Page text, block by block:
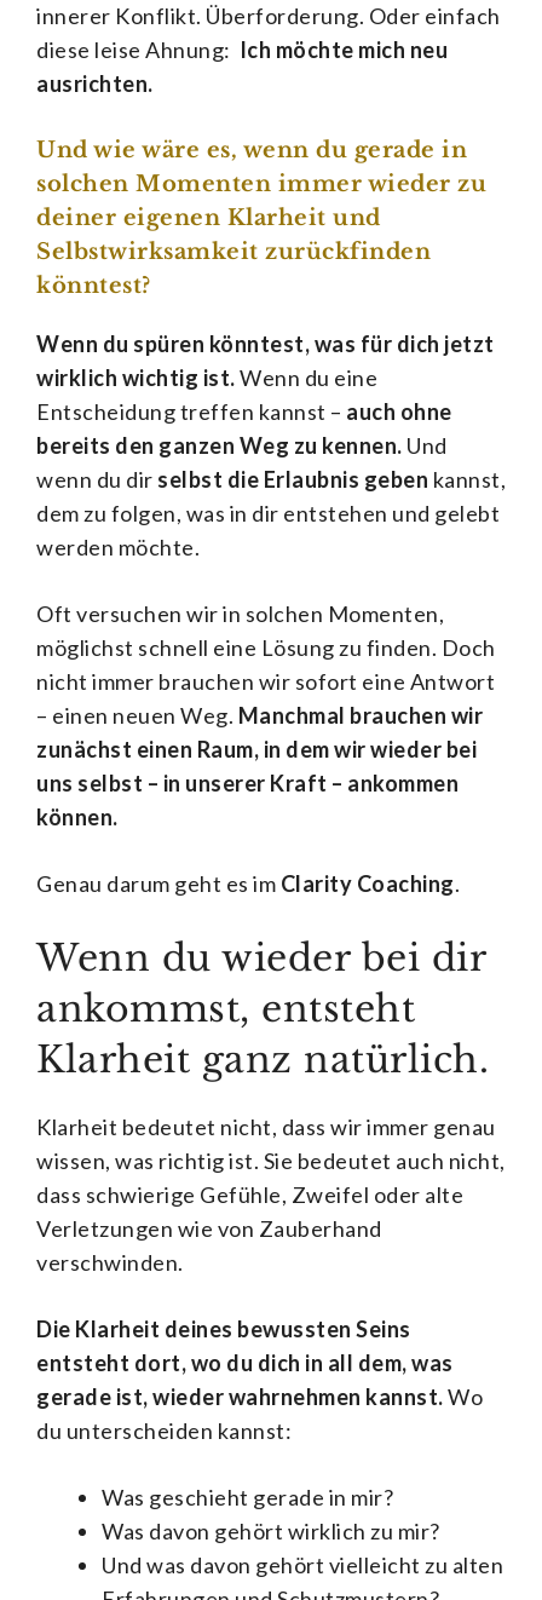
innerer Konflikt. Überforderung. Oder einfach
diese leise Ahnung: Ich möchte mich neu
ausrichten.
Und wie wäre es, wenn du gerade in
solchen Momenten immer wieder zu
deiner eigenen Klarheit und
Selbstwirksamkeit zurückfinden
könntest?
Wenn du spüren könntest, was für dich jetzt
wirklich wichtig ist.Wenn du eine
Entscheidung treffen kannst – auch ohne
bereits den ganzen Weg zu kennen. Und
wenn du dir selbst die Erlaubnis geben kannst,
dem zu folgen, was in dir entstehen und gelebt
werden möchte.
Oft versuchen wir in solchen Momenten,
möglichst schnell eine Lösung zu finden. Doch
nicht immer brauchen wir sofort eine Antwort
– einen neuen Weg. Manchmal brauchen wir
zunächst einen Raum, in dem wir wieder bei
uns selbst – in unserer Kraft – ankommen
können.
Genau darum geht es im Clarity Coaching.
Wenn du wieder bei dir
ankommst, entsteht
Klarheit ganz natürlich.
Klarheit bedeutet nicht, dass wir immer genau
wissen, was richtig ist. Sie bedeutet auch nicht,
dass schwierige Gefühle, Zweifel oder alte
Verletzungen wie von Zauberhand
verschwinden.
Die Klarheit deines bewussten Seins
entsteht dort, wo du dich in all dem, was
gerade ist, wieder wahrnehmen kannst.Wo
du unterscheiden kannst:
Was geschieht gerade in mir?
Was davon gehört wirklich zu mir?
Und was davon gehört vielleicht zu alten